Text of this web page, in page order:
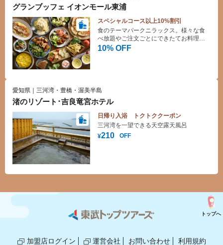
グランブッフェ イオンモール東浦
スペシャルコース以上10%割引
10% OFF
食のテーマパークニラックス。様々な食
べ放題やご注文ごとにできたてお料理を
提供するバイキングレストランです。デ
愛知県｜三河湾・豊橋・渥美半島
渚のリゾート･吉良竜宮ホテル
日帰り入浴 トクトククーポン
¥210 OFF
三河湾を一望できる天空露天風呂
加盟店ログイン 運営会社 お問い合わせ 利用規約
トップへ